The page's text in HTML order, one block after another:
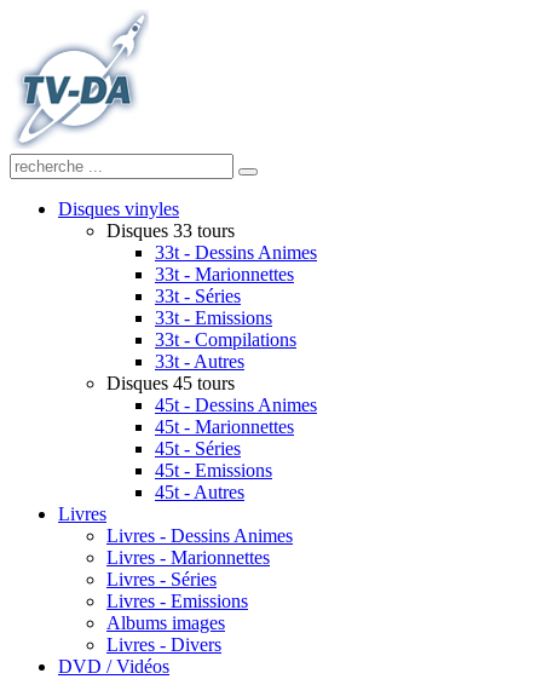
Disques vinyles
Disques 33 tours
33t - Dessins Animes
33t - Marionnettes
33t - Séries
33t - Emissions
33t - Compilations
33t - Autres
Disques 45 tours
45t - Dessins Animes
45t - Marionnettes
45t - Séries
45t - Emissions
45t - Autres
Livres
Livres - Dessins Animes
Livres - Marionnettes
Livres - Séries
Livres - Emissions
Albums images
Livres - Divers
DVD / Vidéos